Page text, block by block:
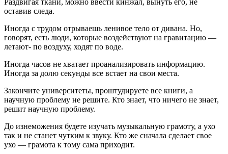
Раздвигая ткани, можно ввести кинжал, вынуть его, не
оставив следа.
Иногда с трудом отрываешь ленивое тело от дивана. Но,
говорят, есть люди, которые воздействуют на гравитацию —
летают- по воздуху, ходят по воде.
Иногда часов не хватает проанализировать информацию.
Иногда за долю секунды все встает на свои места.
Закончите университеты, проштудируете все книги, а
научную проблему не решите. Кто знает, что ничего не знает,
решит научную проблему.
До изнеможения будете изучать музыкальную грамоту, а ухо
так и не станет чутким к звуку. Кто же сначала сделает свое
ухо — грамота к тому сама приходит.